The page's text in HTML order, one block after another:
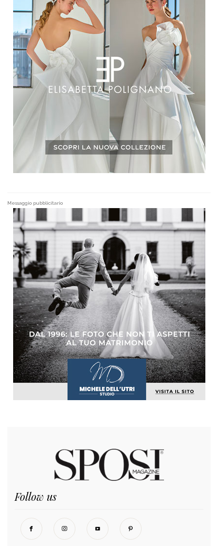
Messaggio pubblicitario
Follow us